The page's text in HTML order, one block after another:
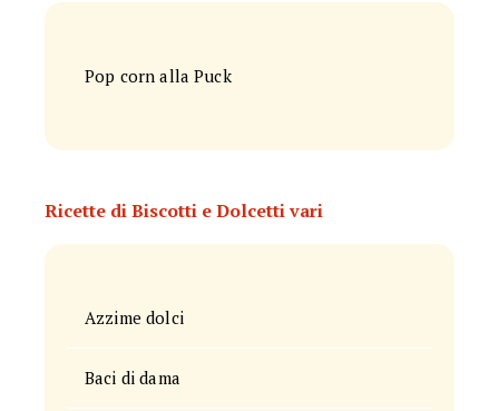
Pop corn alla Puck
Ricette di Biscotti e Dolcetti vari
Azzime dolci
Baci di dama